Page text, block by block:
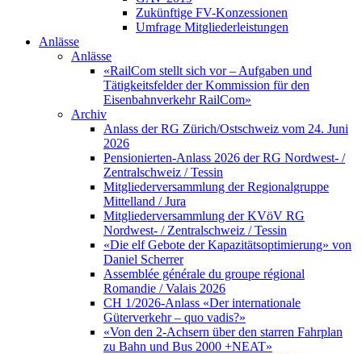
Zukünftige FV-Konzessionen
Umfrage Mitgliederleistungen
Anlässe
Anlässe
«RailCom stellt sich vor – Aufgaben und
Tätigkeitsfelder der Kommission für den
Eisenbahnverkehr RailCom»
Archiv
Anlass der RG Zürich/Ostschweiz vom 24. Juni
2026
Pensionierten-Anlass 2026 der RG Nordwest- /
Zentralschweiz / Tessin
Mitgliederversammlung der Regionalgruppe
Mittelland / Jura
Mitgliederversammlung der KVöV RG
Nordwest- / Zentralschweiz / Tessin
«Die elf Gebote der Kapazitätsoptimierung» von
Daniel Scherrer
Assemblée générale du groupe régional
Romandie / Valais 2026
CH 1/2026-Anlass «Der internationale
Güterverkehr – quo vadis?»
«Von den 2-Achsern über den starren Fahrplan
zu Bahn und Bus 2000 +NEAT»